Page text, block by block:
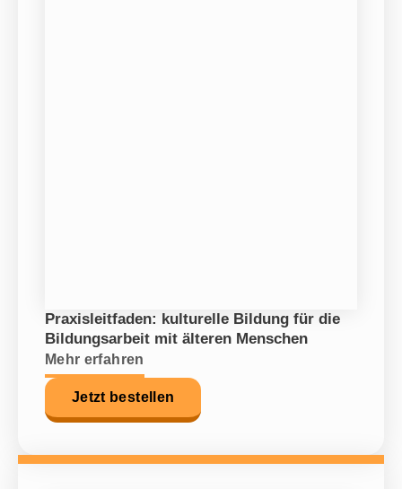
Praxisleitfaden: kulturelle Bildung für die
Bildungsarbeit mit älteren Menschen
Mehr erfahren
Jetzt bestellen